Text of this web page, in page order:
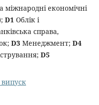
міжнародні економічні
D1 Облік і
справа,
D3 Менеджмент; D4
D5